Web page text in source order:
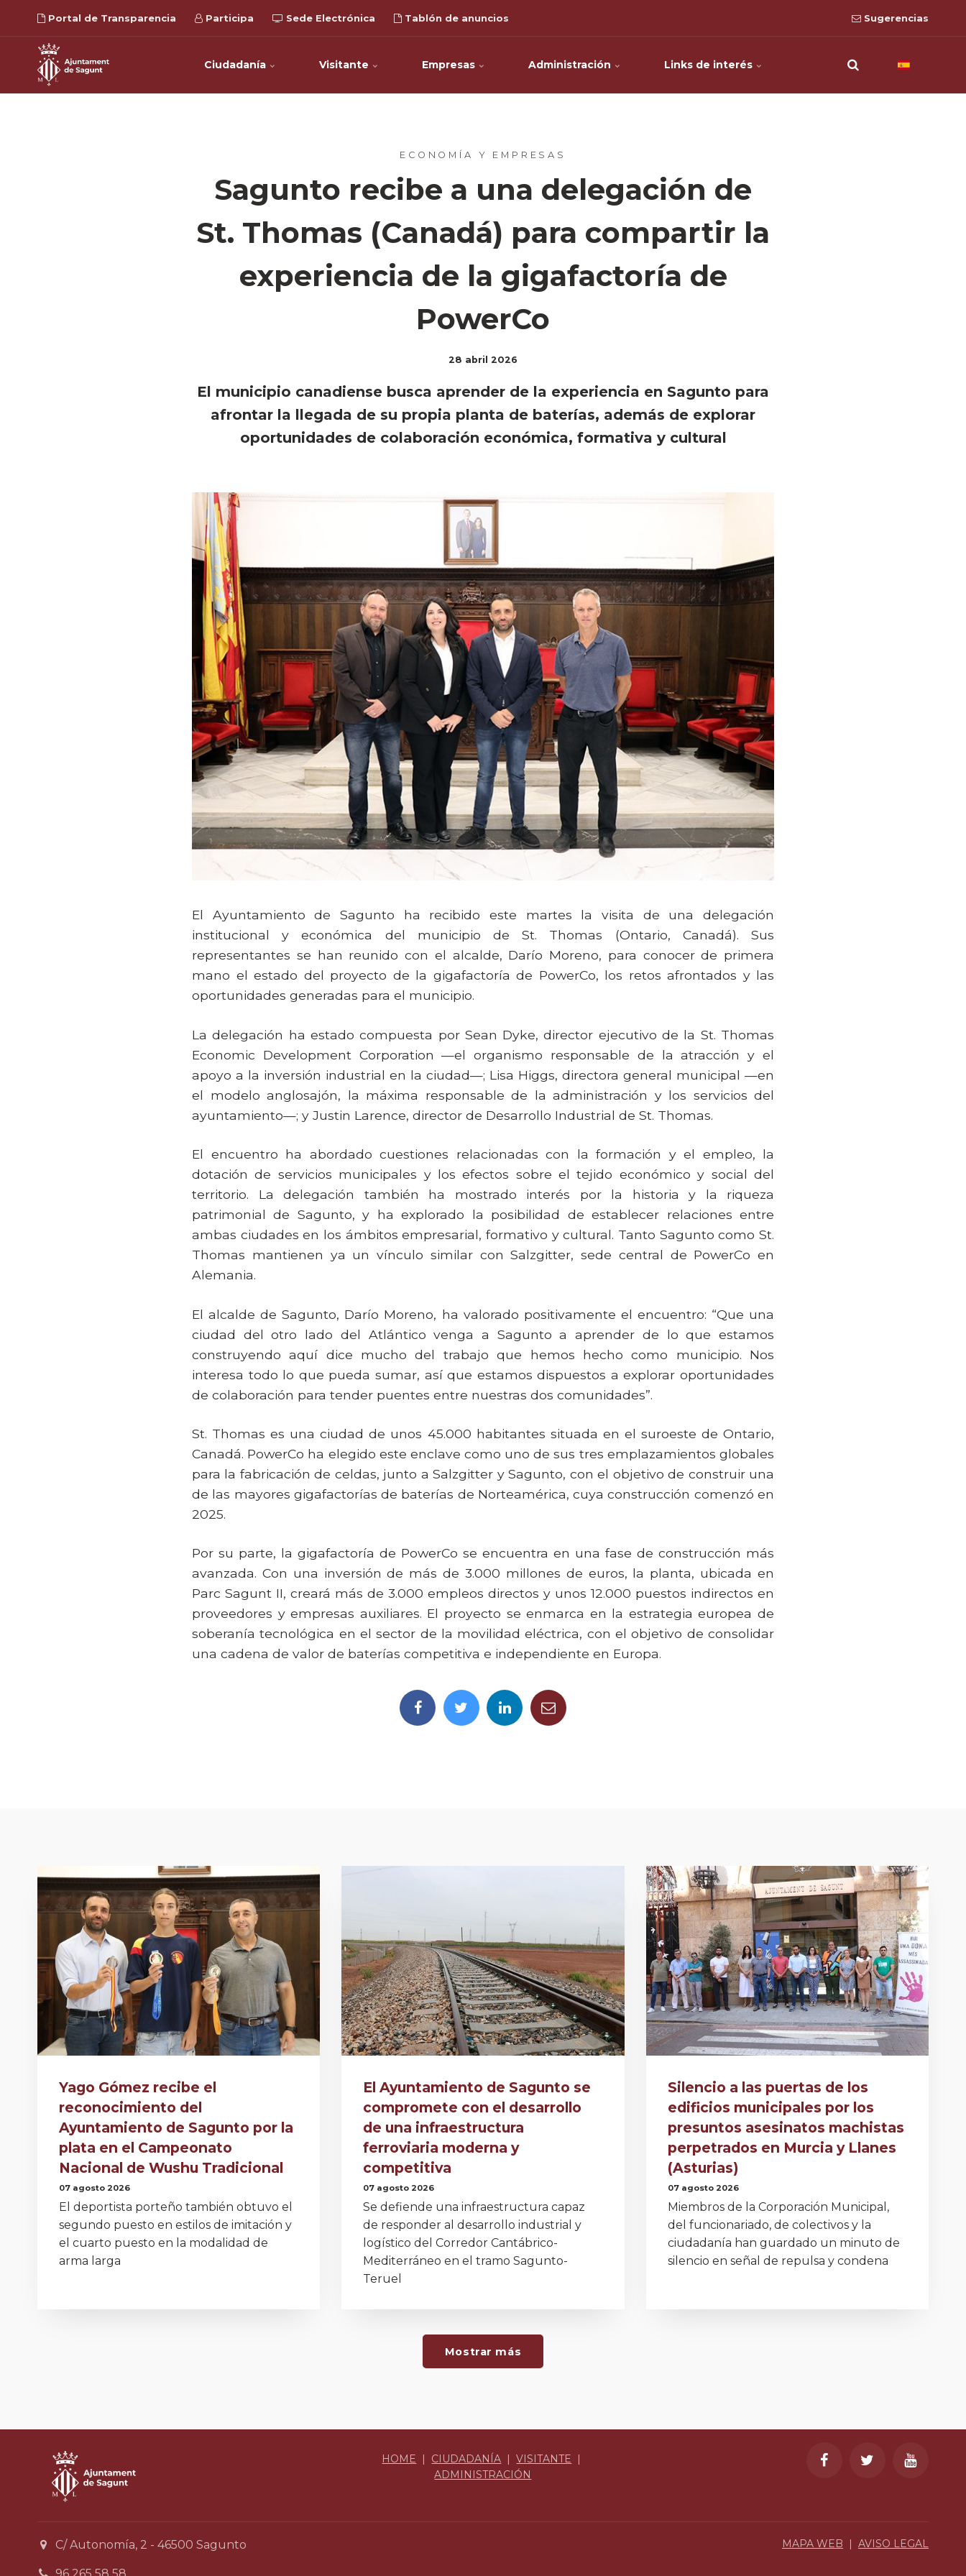
Portal de Transparencia Participa Sede Electrónica Tablón de anuncios Sugerencias
Ciudadanía Visitante Empresas Administración Links de interés
ECONOMÍA Y EMPRESAS
Sagunto recibe a una delegación de
St. Thomas (Canadá) para compartir la
experiencia de la gigafactoría de
PowerCo
28 abril 2026
El municipio canadiense busca aprender de la experiencia en Sagunto para
afrontar la llegada de su propia planta de baterías, además de explorar
oportunidades de colaboración económica, formativa y cultural
El Ayuntamiento de Sagunto ha recibido este martes la visita de una delegación
institucional y económica del municipio de St. Thomas (Ontario, Canadá). Sus
representantes se han reunido con el alcalde, Darío Moreno, para conocer de primera
mano el estado del proyecto de la gigafactoría de PowerCo, los retos afrontados y las
oportunidades generadas para el municipio.
La delegación ha estado compuesta por Sean Dyke, director ejecutivo de la St. Thomas
Economic Development Corporation —el organismo responsable de la atracción y el
apoyo a la inversión industrial en la ciudad—; Lisa Higgs, directora general municipal —en
el modelo anglosajón, la máxima responsable de la administración y los servicios del
ayuntamiento—; y Justin Larence, director de Desarrollo Industrial de St. Thomas.
El encuentro ha abordado cuestiones relacionadas con la formación y el empleo, la
dotación de servicios municipales y los efectos sobre el tejido económico y social del
territorio. La delegación también ha mostrado interés por la historia y la riqueza
patrimonial de Sagunto, y ha explorado la posibilidad de establecer relaciones entre
ambas ciudades en los ámbitos empresarial, formativo y cultural. Tanto Sagunto como St.
Thomas mantienen ya un vínculo similar con Salzgitter, sede central de PowerCo en
Alemania.
El alcalde de Sagunto, Darío Moreno, ha valorado positivamente el encuentro: “Que una
ciudad del otro lado del Atlántico venga a Sagunto a aprender de lo que estamos
construyendo aquí dice mucho del trabajo que hemos hecho como municipio. Nos
interesa todo lo que pueda sumar, así que estamos dispuestos a explorar oportunidades
de colaboración para tender puentes entre nuestras dos comunidades”.
St. Thomas es una ciudad de unos 45.000 habitantes situada en el suroeste de Ontario,
Canadá. PowerCo ha elegido este enclave como uno de sus tres emplazamientos globales
para la fabricación de celdas, junto a Salzgitter y Sagunto, con el objetivo de construir una
de las mayores gigafactorías de baterías de Norteamérica, cuya construcción comenzó en
2025.
Por su parte, la gigafactoría de PowerCo se encuentra en una fase de construcción más
avanzada. Con una inversión de más de 3.000 millones de euros, la planta, ubicada en
Parc Sagunt II, creará más de 3.000 empleos directos y unos 12.000 puestos indirectos en
proveedores y empresas auxiliares. El proyecto se enmarca en la estrategia europea de
soberanía tecnológica en el sector de la movilidad eléctrica, con el objetivo de consolidar
una cadena de valor de baterías competitiva e independiente en Europa.
Yago Gómez recibe el
reconocimiento del
Ayuntamiento de Sagunto por la
plata en el Campeonato
Nacional de Wushu Tradicional
07 agosto 2026
El deportista porteño también obtuvo el
segundo puesto en estilos de imitación y
el cuarto puesto en la modalidad de
arma larga
El Ayuntamiento de Sagunto se
compromete con el desarrollo
de una infraestructura
ferroviaria moderna y
competitiva
07 agosto 2026
Se defiende una infraestructura capaz
de responder al desarrollo industrial y
logístico del Corredor Cantábrico-
Mediterráneo en el tramo Sagunto-
Teruel
Silencio a las puertas de los
edificios municipales por los
presuntos asesinatos machistas
perpetrados en Murcia y Llanes
(Asturias)
07 agosto 2026
Miembros de la Corporación Municipal,
del funcionariado, de colectivos y la
ciudadanía han guardado un minuto de
silencio en señal de repulsa y condena
Mostrar más
HOME | CIUDADANÍA |VISITANTE |
ADMINISTRACIÓN
C/ Autonomía, 2 - 46500 Sagunto
96 265 58 58
MAPA WEB | AVISO LEGAL